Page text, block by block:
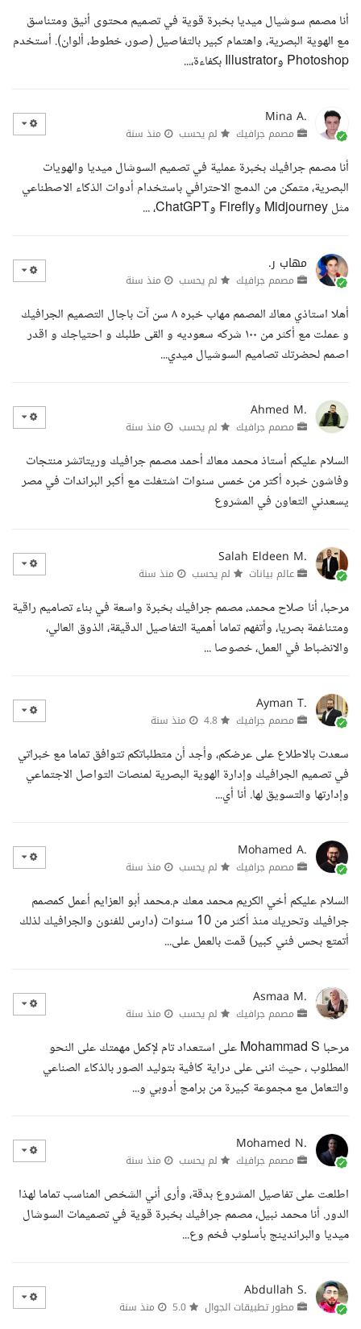
أنا مصمم سوشيال ميديا بخبرة قوية في تصميم محتوى أنيق ومتناسق
مع الهوية البصرية، واهتمام كبير بالتفاصيل (صور، خطوط، ألوان). أستخدم
Photoshop وIllustrator بكفاءة،...
Mina A.
مصمم جرافيك لم يحسب منذ سنة
أنا مصمم جرافيك بخبرة عملية في تصميم السوشال ميديا والهويات
البصرية، متمكن من الدمج الاحترافي باستخدام أدوات الذكاء الاصطناعي
مثل Midjourney وFirefly وChatGPT، ...
مهاب ر.
مصمم جرافيك لم يحسب منذ سنة
أهلا استاذي معاك المصمم مهاب خبره ٨ سن آت باجال التصميم الجرافيك
و عملت مع أكثر من ١٠٠ شركه سعوديه و القى طلبك و احتياجك و اقدر
اصمم لحضرتك تصاميم السوشيال ميدي...
Ahmed M.
مصمم جرافيك لم يحسب منذ سنة
السلام عليكم أستاذ محمد معاك أحمد مصمم جرافيك وريتاتشر منتجات
وفاشون خبره أكتر من خمس سنوات اشتغلت مع أكبر البراندات في مصر
يسعدني التعاون في المشروع
Salah Eldeen M.
عالم بيانات لم يحسب منذ سنة
مرحبا، أنا صلاح محمد، مصمم جرافيك بخبرة واسعة في بناء تصاميم راقية
ومتناغمة بصريا، وأتفهم تماما أهمية التفاصيل الدقيقة، الذوق العالي،
والانضباط في العمل، خصوصا ...
Ayman T.
مصمم جرافيك منذ سنة
سعدت بالاطلاع على عرضكم، وأجد أن متطلباتكم تتوافق تماما مع خبراتي
في تصميم الجرافيك وإدارة الهوية البصرية لمنصات التواصل الاجتماعي
وإدارتها والتسويق لها. أنا أي...
Mohamed A.
مصمم جرافيك لم يحسب منذ سنة
السلام عليكم أخي الكريم محمد معك م.محمد أبو العزايم أعمل كمصمم
جرافيك وتحريك منذ أكثر من 10 سنوات (دارس للفنون والجرافيك لذلك
أتمتع بحس فني كبير) قمت بالعمل على...
Asmaa M.
مصمم جرافيك لم يحسب منذ سنة
مرحبا Mohammad S على استعداد تام لإكمل مهمتك على النحو
المطلوب ، حيث اننى على دراية كافية بتوليد الصور بالذكاء الصناعي
والتعامل مع مجموعة كبيرة من برامج أدوبي و...
Mohamed N.
مصمم جرافيك لم يحسب منذ سنة
اطلعت على تفاصيل المشروع بدقة، وأرى أني الشخص المناسب تماما لهذا
الدور. أنا محمد نبيل، مصمم جرافيك بخبرة قوية في تصميمات السوشال
ميديا والبراندينج بأسلوب فخم وع...
Abdullah S.
مطور تطبيقات الجوال منذ سنة